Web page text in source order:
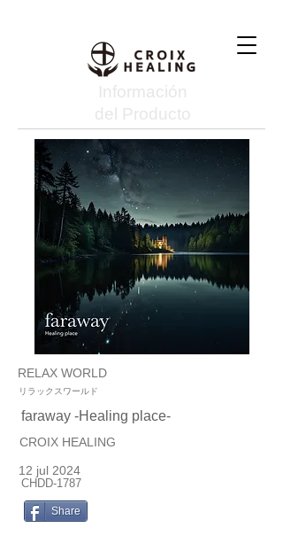
Información
del Producto
RELAX WORLD
リラックスワールド
faraway -Healing place-
CROIX HEALING
12 jul 2024
CHDD-1787
Share